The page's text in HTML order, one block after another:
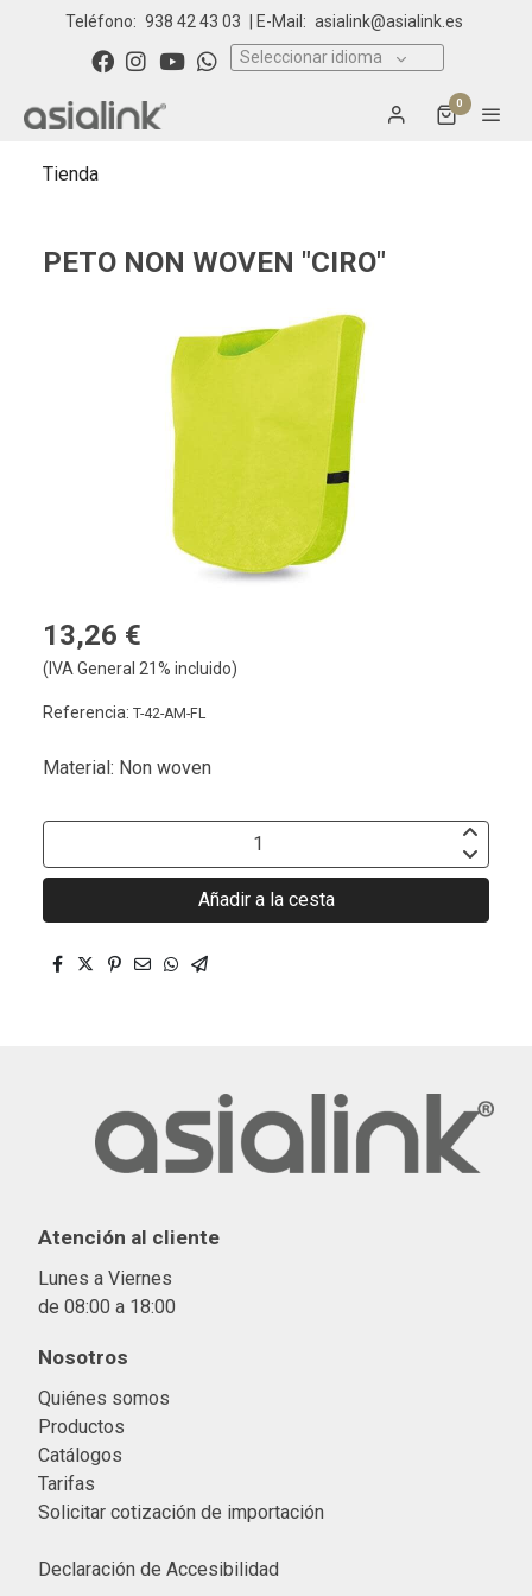
Teléfono: 938 42 43 03 | E-Mail: asialink@asialink.es
Seleccionar idioma
0
Tienda
PETO NON WOVEN "CIRO"
13,26 €
(IVA General 21% incluido)
Referencia: T-42-AM-FL
Material: Non woven
Añadir a la cesta
Atención al cliente
Lunes a Viernes
de 08:00 a 18:00
Nosotros
Quiénes somos
Productos
Catálogos
Tarifas
Solicitar cotización de importación
Declaración de Accesibilidad